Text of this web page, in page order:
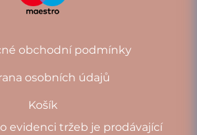
obchodní podmínky
osobních údajů
Košík
evidenci tržeb je prodávající